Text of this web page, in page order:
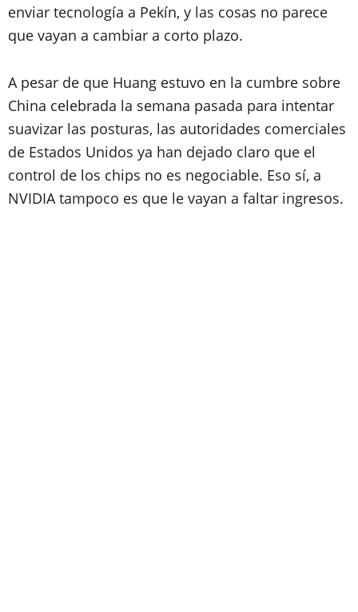
enviar tecnología a Pekín, y las cosas no parece
que vayan a cambiar a corto plazo.
A pesar de que Huang estuvo en la cumbre sobre
China celebrada la semana pasada para intentar
suavizar las posturas, las autoridades comerciales
de Estados Unidos ya han dejado claro que el
control de los chips no es negociable. Eso sí, a
NVIDIA tampoco es que le vayan a faltar ingresos.